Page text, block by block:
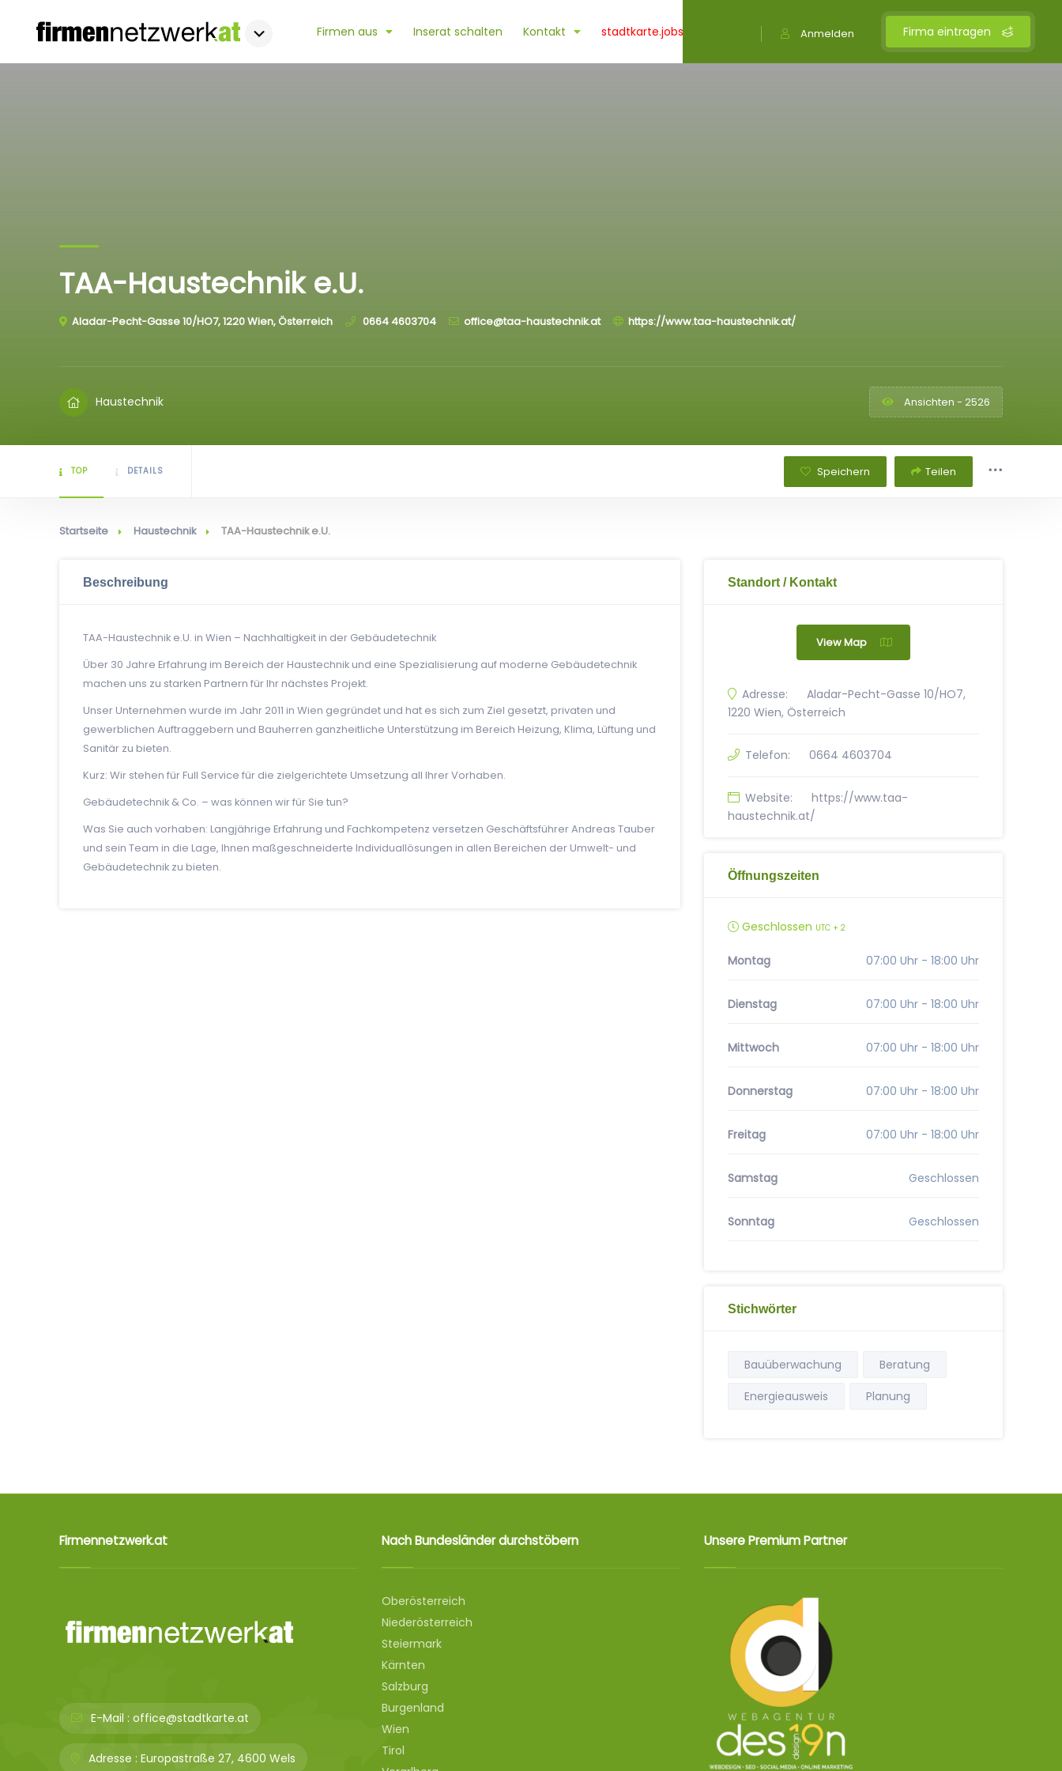
Firma eintragen
Anmelden
Firmen aus Inserat schalten Kontakt stadtkarte.jobs
TAA-Haustechnik e.U.
Aladar-Pecht-Gasse 10/HO7, 1220 Wien, Österreich 0664 4603704 office@taa-haustechnik.at https://www.taa-haustechnik.at/
Haustechnik Ansichten - 2526
TOP DETAILS Speichern Teilen
Startseite Haustechnik TAA-Haustechnik e.U.
Beschreibung
TAA-Haustechnik e.U. in Wien – Nachhaltigkeit in der Gebäudetechnik
Über 30 Jahre Erfahrung im Bereich der Haustechnik und eine Spezialisierung auf moderne Gebäudetechnik
machen uns zu starken Partnern für Ihr nächstes Projekt.
Unser Unternehmen wurde im Jahr 2011 in Wien gegründet und hat es sich zum Ziel gesetzt, privaten und
gewerblichen Auftraggebern und Bauherren ganzheitliche Unterstützung im Bereich Heizung, Klima, Lüftung und
Sanitär zu bieten.
Kurz: Wir stehen für Full Service für die zielgerichtete Umsetzung all Ihrer Vorhaben.
Gebäudetechnik & Co. – was können wir für Sie tun?
Was Sie auch vorhaben: Langjährige Erfahrung und Fachkompetenz versetzen Geschäftsführer Andreas Tauber
und sein Team in die Lage, Ihnen maßgeschneiderte Individuallösungen in allen Bereichen der Umwelt- und
Gebäudetechnik zu bieten.
Standort / Kontakt
View Map
Adresse:
Aladar-Pecht-Gasse 10/HO7,
1220 Wien, Österreich
Telefon: 0664 4603704
Website:
https://www.taa-
haustechnik.at/
Öffnungszeiten
Geschlossen UTC + 2
Montag 07:00 Uhr - 18:00 Uhr
Dienstag 07:00 Uhr - 18:00 Uhr
Mittwoch 07:00 Uhr - 18:00 Uhr
Donnerstag 07:00 Uhr - 18:00 Uhr
Freitag 07:00 Uhr - 18:00 Uhr
Samstag Geschlossen
Sonntag Geschlossen
Stichwörter
Bauüberwachung
Beratung
Energieausweis
Planung
Firmennetzwerk.at
E-Mail : office@stadtkarte.at
Adresse : Europastraße 27, 4600 Wels
Nach Bundesländer durchstöbern
Oberösterreich
Niederösterreich
Steiermark
Kärnten
Salzburg
Burgenland
Wien
Tirol
Unsere Premium Partner